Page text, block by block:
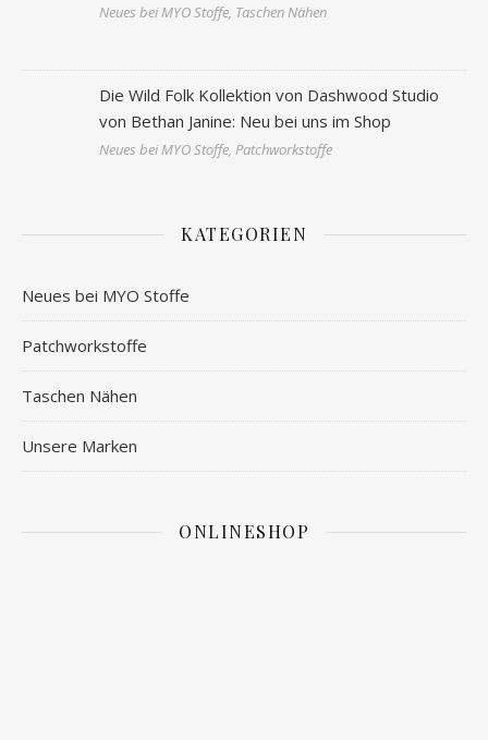
Neues bei MYO Stoffe, Taschen Nähen
Die Wild Folk Kollektion von Dashwood Studio
von Bethan Janine: Neu bei uns im Shop
Neues bei MYO Stoffe, Patchworkstoffe
KATEGORIEN
Neues bei MYO Stoffe
Patchworkstoffe
Taschen Nähen
Unsere Marken
ONLINESHOP